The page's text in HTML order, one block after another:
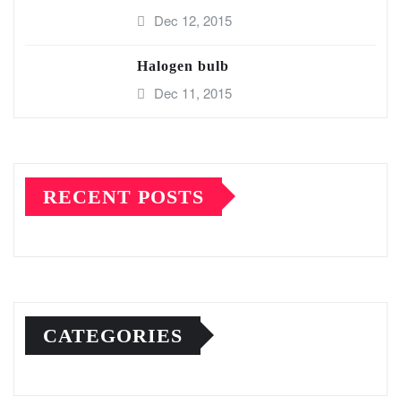
Dec 12, 2015
Halogen bulb
Dec 11, 2015
RECENT POSTS
CATEGORIES